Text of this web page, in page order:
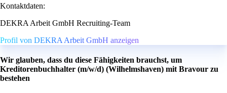
Kontaktdaten:
DEKRA Arbeit GmbH Recruiting-Team
Profil von DEKRA Arbeit GmbH anzeigen
Wir glauben, dass du diese Fähigkeiten brauchst, um
Kreditorenbuchhalter (m/w/d) (Wilhelmshaven) mit Bravour zu
bestehen